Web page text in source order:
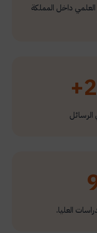
داخل المملكة
العليا.